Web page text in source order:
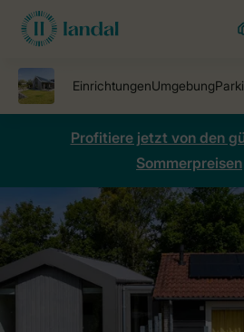
Profitiere jetzt von den
Sommerpreisen